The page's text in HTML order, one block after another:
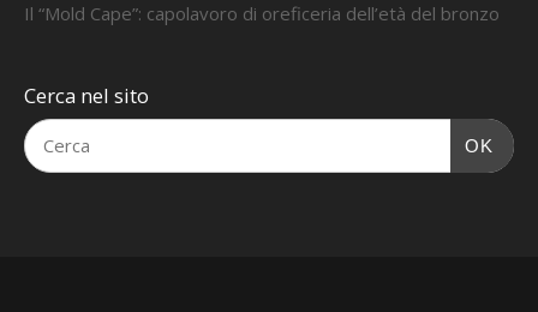
Il “Mold Cape”: capolavoro di oreficeria dell’età del bronzo
Cerca nel sito
OK